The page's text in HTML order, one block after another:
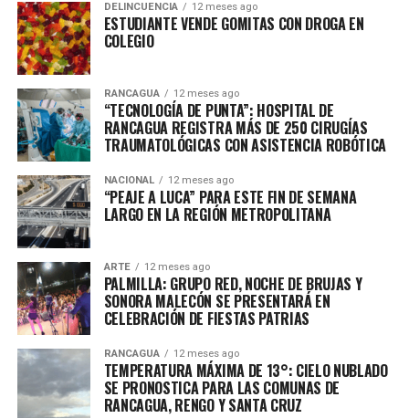
DELINCUENCIA 12 meses ago
ESTUDIANTE VENDE GOMITAS CON DROGA EN
COLEGIO
RANCAGUA 12 meses ago
“TECNOLOGÍA DE PUNTA”: HOSPITAL DE
RANCAGUA REGISTRA MÁS DE 250 CIRUGÍAS
TRAUMATOLÓGICAS CON ASISTENCIA ROBÓTICA
NACIONAL 12 meses ago
“PEAJE A LUCA” PARA ESTE FIN DE SEMANA
LARGO EN LA REGIÓN METROPOLITANA
ARTE 12 meses ago
PALMILLA: GRUPO RED, NOCHE DE BRUJAS Y
SONORA MALECÓN SE PRESENTARÁ EN
CELEBRACIÓN DE FIESTAS PATRIAS
RANCAGUA 12 meses ago
TEMPERATURA MÁXIMA DE 13°: CIELO NUBLADO
SE PRONOSTICA PARA LAS COMUNAS DE
RANCAGUA, RENGO Y SANTA CRUZ